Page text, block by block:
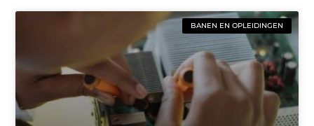
BANEN EN OPLEIDINGEN